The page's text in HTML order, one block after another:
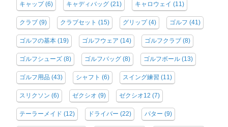
キャップ(6) キャディバッグ (21) キャロウェイ (11)
クラブ (9) クラブセット (15) グリップ(4) ゴルフ (41)
ゴルフの基本 (19) ゴルフウェア (14) ゴルフクラブ (8)
ゴルフシューズ (8) ゴルフバッグ (8) ゴルフボール (13)
ゴルフ用品 (43) シャフト (6) スイング練習 (11)
スリクソン (6) ゼクシオ (9) ゼクシオ12 (7)
テーラーメイド (12) ドライバー (22) パター (9)